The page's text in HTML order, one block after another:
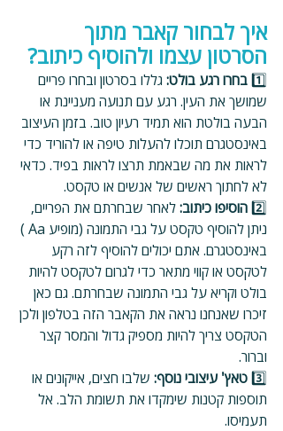
איך לבחור קאבר מתוך
הסרטון עצמו ולהוסיף כיתוב?
1️⃣ בחרו רגע בולט: גללו בסרטון ובחרו פריים
שמושך את העין. רגע עם תנועה מעניינת או
הבעה בולטת הוא תמיד רעיון טוב. בזמן העיצוב
באינסטגרם תוכלו להעלות טיפה או להוריד כדי
לראות את מה שבאמת תרצו לראות בפיד. כדאי
לא לחתוך ראשים של אנשים או טקסט.
2️⃣ הוסיפו כיתוב: לאחר שבחרתם את הפריים,
ניתן להוסיף טקסט על גבי התמונה (מופיע Aa )
באינסטגרם. אתם יכולים להוסיף לזה רקע
לטקסט או קווי מתאר כדי לגרום לטקסט להיות
בולט וקריא על גבי התמונה שבחרתם. גם כאן
זיכרו שאנחנו נראה את הקאבר הזה בטלפון ולכן
הטקסט צריך להיות מספיק גדול והמסר קצר
וברור.
3️⃣ טאץ' עיצובי נוסף: שלבו חצים, אייקונים או
תוספות קטנות שימקדו את תשומת הלב. אל
תעמיסו.